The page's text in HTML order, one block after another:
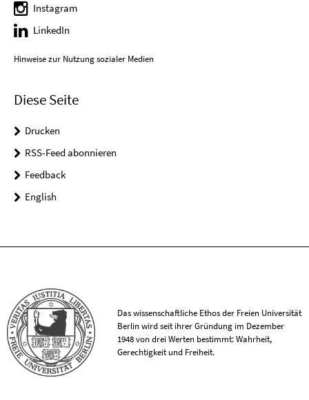
Instagram
LinkedIn
Hinweise zur Nutzung sozialer Medien
Diese Seite
Drucken
RSS-Feed abonnieren
Feedback
English
Das wissenschaftliche Ethos der Freien Universität
Berlin wird seit ihrer Gründung im Dezember
1948 von drei Werten bestimmt: Wahrheit,
Gerechtigkeit und Freiheit.